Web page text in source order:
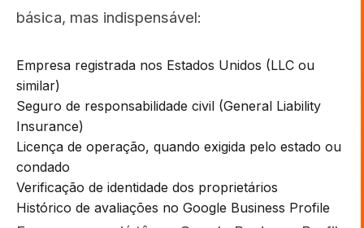
básica, mas indispensável:
Empresa registrada nos Estados Unidos (LLC ou
similar)
Seguro de responsabilidade civil (General Liability
Insurance)
Licença de operação, quando exigida pelo estado ou
condado
Verificação de identidade dos proprietários
Histórico de avaliações no Google Business Profile